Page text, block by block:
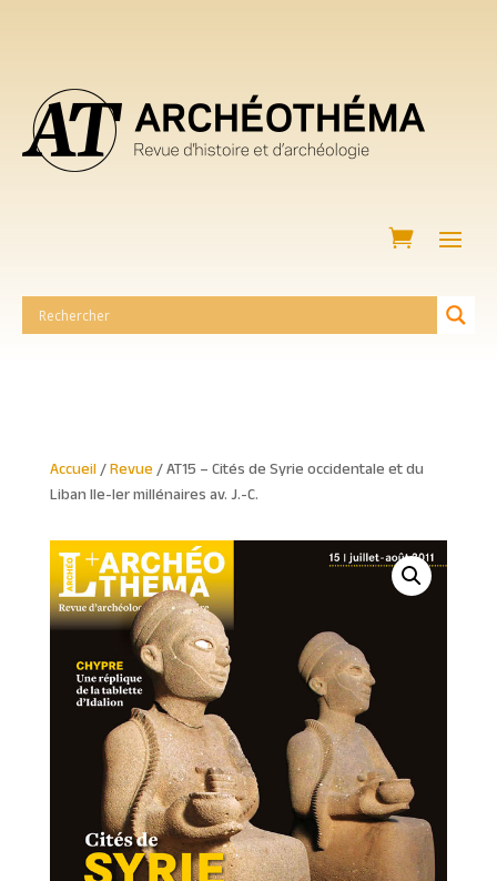
Accueil/Revue / AT15 – Cités de Syrie occidentale et du
Liban IIe-Ier millénaires av. J.-C.